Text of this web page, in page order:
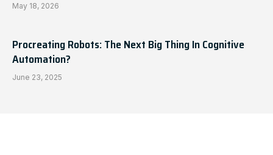
May 18, 2026
Procreating Robots: The Next Big Thing In Cognitive
Automation?
June 23, 2025